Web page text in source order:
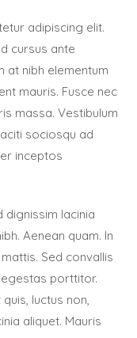
adipiscing elit.
cursus ante
at nibh elementum
mauris. Fusce nec
massa. Vestibulum
sociosqu ad
inceptos
dignissim lacinia
Aenean quam. In
Sed convallis
egestas porttitor.
luctus non,
aliquet. Mauris